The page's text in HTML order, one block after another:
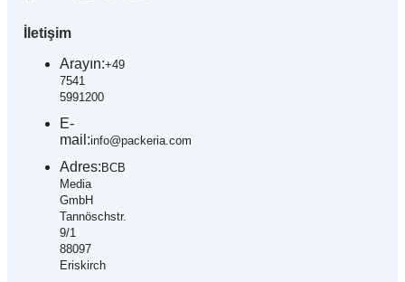
İletişim
Arayın:+49
7541
5991200
E-
mail:info@packeria.com
Adres:BCB
Media
GmbH
Tannöschstr.
9/1
88097
Eriskirch